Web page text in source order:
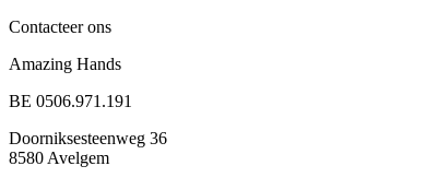
Contacteer ons
Amazing Hands
BE 0506.971.191
Doorniksesteenweg 36
8580 Avelgem